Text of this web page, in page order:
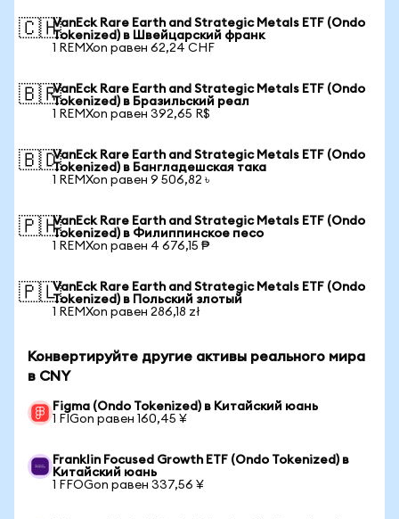
🇨🇭VanEck Rare Earth and Strategic Metals ETF (Ondo
Tokenized) в Швейцарский франк
1 REMXon равен 62,24 CHF
🇧🇷VanEck Rare Earth and Strategic Metals ETF (Ondo
Tokenized) в Бразильский реал
1 REMXon равен 392,65 R$
🇧🇩VanEck Rare Earth and Strategic Metals ETF (Ondo
Tokenized) в Бангладешская така
1 REMXon равен 9 506,82 ৳
🇵🇭VanEck Rare Earth and Strategic Metals ETF (Ondo
Tokenized) в Филиппинское песо
1 REMXon равен 4 676,15 ₱
🇵🇱VanEck Rare Earth and Strategic Metals ETF (Ondo
Tokenized) в Польский злотый
1 REMXon равен 286,18 zł
Конвертируйте другие активы реального мира
в CNY
Figma (Ondo Tokenized) в Китайский юань
1 FIGon равен 160,45 ¥
Franklin Focused Growth ETF (Ondo Tokenized) в
Китайский юань
1 FFOGon равен 337,56 ¥